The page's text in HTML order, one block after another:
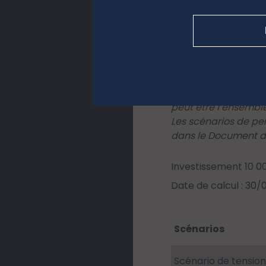
influer sur les
Ce que vous
aléatoire et ne
représentent des
l’indice de
Le scénario de
peut être
Les scénarios de
dans le Document
Investissement 10
Date de calcul : 30/
Scénarios
Scénario de